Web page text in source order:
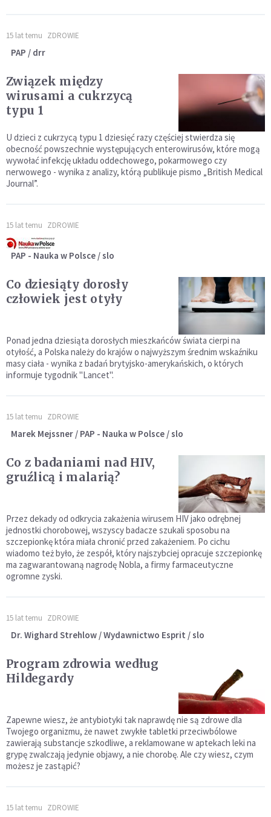
15 lat temu ZDROWIE
PAP / drr
Związek między
wirusami a cukrzycą
typu 1
U dzieci z cukrzycą typu 1 dziesięć razy częściej stwierdza się
obecność powszechnie występujących enterowirusów, które mogą
wywołać infekcję układu oddechowego, pokarmowego czy
nerwowego - wynika z analizy, którą publikuje pismo „British Medical
Journal”.
15 lat temu ZDROWIE
PAP - Nauka w Polsce / slo
Co dziesiąty dorosły
człowiek jest otyły
Ponad jedna dziesiąta dorosłych mieszkańców świata cierpi na
otyłość, a Polska należy do krajów o najwyższym średnim wskaźniku
masy ciała - wynika z badań brytyjsko-amerykańskich, o których
informuje tygodnik "Lancet".
15 lat temu ZDROWIE
Marek Mejssner / PAP - Nauka w Polsce / slo
Co z badaniami nad HIV,
gruźlicą i malarią?
Przez dekady od odkrycia zakażenia wirusem HIV jako odrębnej
jednostki chorobowej, wszyscy badacze szukali sposobu na
szczepionkę która miała chronić przed zakażeniem. Po cichu
wiadomo też było, że zespół, który najszybciej opracuje szczepionkę
ma zagwarantowaną nagrodę Nobla, a firmy farmaceutyczne
ogromne zyski.
15 lat temu ZDROWIE
Dr. Wighard Strehlow / Wydawnictwo Esprit / slo
Program zdrowia według
Hildegardy
Zapewne wiesz, że antybiotyki tak naprawdę nie są zdrowe dla
Twojego organizmu, że nawet zwykłe tabletki przeciwbólowe
zawierają substancje szkodliwe, a reklamowane w aptekach leki na
grypę zwalczają jedynie objawy, a nie chorobę. Ale czy wiesz, czym
możesz je zastąpić?
15 lat temu ZDROWIE